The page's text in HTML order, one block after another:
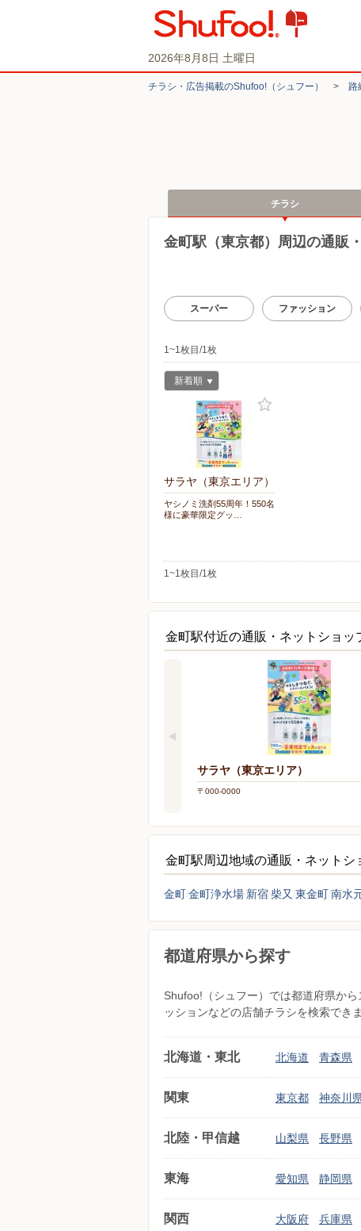
2026年8月8日 土曜日
チラシ・​広告掲載の​Shufoo!​（シュフー） > 路
チラシ
金町駅（東京都）周辺の通販
スーパー ファッション
1~1枚目/1枚
新着順
サラヤ（東京エリア）
ヤシノミ洗剤55周年！550名
様に豪華限定グッ…
1~1枚目/1枚
金町駅付近の通販・ネットショッ
サラヤ（東京エリア）
〒000-0000
金町駅周辺地域の通販・ネットシ
金町金町浄水場 新宿 柴又 東金町南水
都道府県から探す
Shufoo!（シュフー）では都道府県か
ッションなどの店舗チラシを検索できま
北海道・東北 北海道 青森県
関東 東京都 神奈川
北陸・甲信越 山梨県 長野県
東海 愛知県 静岡県
関西 大阪府 兵庫県